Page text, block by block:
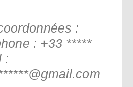
:
: +33 *****
: